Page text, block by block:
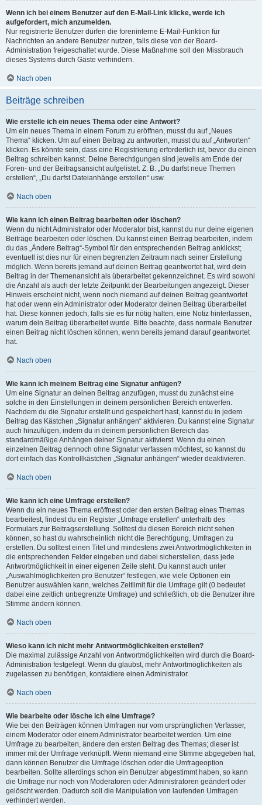
Wenn ich bei einem Benutzer auf den E-Mail-Link klicke, werde ich
aufgefordert, mich anzumelden.
Nur registrierte Benutzer dürfen die foreninterne E-Mail-Funktion für
Nachrichten an andere Benutzer nutzen, falls diese von der Board-
Administration freigeschaltet wurde. Diese Maßnahme soll den Missbrauch
dieses Systems durch Gäste verhindern.
Nach oben
Beiträge schreiben
Wie erstelle ich ein neues Thema oder eine Antwort?
Um ein neues Thema in einem Forum zu eröffnen, musst du auf „Neues
Thema“ klicken. Um auf einen Beitrag zu antworten, musst du auf „Antworten“
klicken. Es könnte sein, dass eine Registrierung erforderlich ist, bevor du einen
Beitrag schreiben kannst. Deine Berechtigungen sind jeweils am Ende der
Foren- und der Beitragsansicht aufgelistet. Z. B. „Du darfst neue Themen
erstellen“, „Du darfst Dateianhänge erstellen“ usw.
Nach oben
Wie kann ich einen Beitrag bearbeiten oder löschen?
Wenn du nicht Administrator oder Moderator bist, kannst du nur deine eigenen
Beiträge bearbeiten oder löschen. Du kannst einen Beitrag bearbeiten, indem
du das „Ändere Beitrag“-Symbol für den entsprechenden Beitrag anklickst;
eventuell ist dies nur für einen begrenzten Zeitraum nach seiner Erstellung
möglich. Wenn bereits jemand auf deinen Beitrag geantwortet hat, wird dein
Beitrag in der Themenansicht als überarbeitet gekennzeichnet. Es wird sowohl
die Anzahl als auch der letzte Zeitpunkt der Bearbeitungen angezeigt. Dieser
Hinweis erscheint nicht, wenn noch niemand auf deinen Beitrag geantwortet
hat oder wenn ein Administrator oder Moderator deinen Beitrag überarbeitet
hat. Diese können jedoch, falls sie es für nötig halten, eine Notiz hinterlassen,
warum dein Beitrag überarbeitet wurde. Bitte beachte, dass normale Benutzer
einen Beitrag nicht löschen können, wenn bereits jemand darauf geantwortet
hat.
Nach oben
Wie kann ich meinem Beitrag eine Signatur anfügen?
Um eine Signatur an deinen Beitrag anzufügen, musst du zunächst eine
solche in den Einstellungen in deinem persönlichen Bereich entwerfen.
Nachdem du die Signatur erstellt und gespeichert hast, kannst du in jedem
Beitrag das Kästchen „Signatur anhängen“ aktivieren. Du kannst eine Signatur
auch hinzufügen, indem du in deinem persönlichen Bereich das
standardmäßige Anhängen deiner Signatur aktivierst. Wenn du einen
einzelnen Beitrag dennoch ohne Signatur verfassen möchtest, so kannst du
dort einfach das Kontrollkästchen „Signatur anhängen“ wieder deaktivieren.
Nach oben
Wie kann ich eine Umfrage erstellen?
Wenn du ein neues Thema eröffnest oder den ersten Beitrag eines Themas
bearbeitest, findest du ein Register „Umfrage erstellen“ unterhalb des
Formulars zur Beitragserstellung. Solltest du diesen Bereich nicht sehen
können, so hast du wahrscheinlich nicht die Berechtigung, Umfragen zu
erstellen. Du solltest einen Titel und mindestens zwei Antwortmöglichkeiten in
die entsprechenden Felder eingeben und dabei sicherstellen, dass jede
Antwortmöglichkeit in einer eigenen Zeile steht. Du kannst auch unter
„Auswahlmöglichkeiten pro Benutzer“ festlegen, wie viele Optionen ein
Benutzer auswählen kann, welches Zeitlimit für die Umfrage gilt (0 bedeutet
dabei eine zeitlich unbegrenzte Umfrage) und schließlich, ob die Benutzer ihre
Stimme ändern können.
Nach oben
Wieso kann ich nicht mehr Antwortmöglichkeiten erstellen?
Die maximal zulässige Anzahl von Antwortmöglichkeiten wird durch die Board-
Administration festgelegt. Wenn du glaubst, mehr Antwortmöglichkeiten als
zugelassen zu benötigen, kontaktiere einen Administrator.
Nach oben
Wie bearbeite oder lösche ich eine Umfrage?
Wie bei den Beiträgen können Umfragen nur vom ursprünglichen Verfasser,
einem Moderator oder einem Administrator bearbeitet werden. Um eine
Umfrage zu bearbeiten, ändere den ersten Beitrag des Themas; dieser ist
immer mit der Umfrage verknüpft. Wenn niemand eine Stimme abgegeben hat,
dann können Benutzer die Umfrage löschen oder die Umfrageoption
bearbeiten. Sollte allerdings schon ein Benutzer abgestimmt haben, so kann
die Umfrage nur noch von Moderatoren oder Administratoren geändert oder
gelöscht werden. Dadurch soll die Manipulation von laufenden Umfragen
verhindert werden.